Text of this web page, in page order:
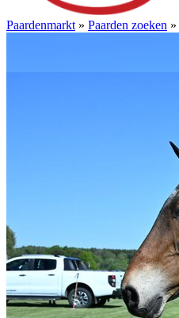
Paardenmarkt » Paarden zoeken »